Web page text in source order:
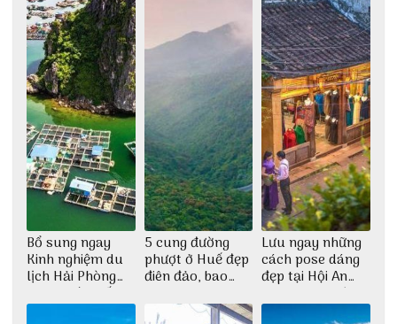
Bổ sung ngay
Kinh nghiệm du
lịch Hải Phòng
2022 mới nhất
5 cung đường
phượt ở Huế đẹp
điên đảo, bao
dịch
Lưu ngay những
cách pose dáng
đẹp tại Hội An
cho dân nghiện
sống ảo